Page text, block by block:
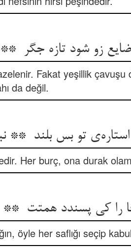
Fakat yeşillik çavuşu
da değil.
Her burç, ona durak
öyle her saflığı seçip